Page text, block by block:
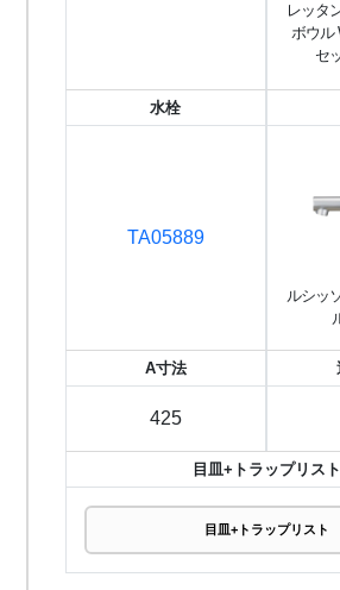
レッタ
ボウル
セ
水栓
TA05889
ルシッ
A寸法
425
目皿+トラップリスト
目皿+トラップリスト